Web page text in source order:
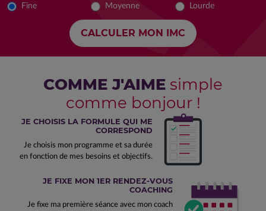
Fine Moyenne Lourde
COMME J'AIME simple
comme bonjour !
JE CHOISIS LA FORMULE QUI ME
CORRESPOND
Je choisis mon programme et sa durée
en fonction de mes besoins et objectifs.
JE FIXE MON 1ER RENDEZ-VOUS
COACHING
Je fixe ma première séance avec mon coach